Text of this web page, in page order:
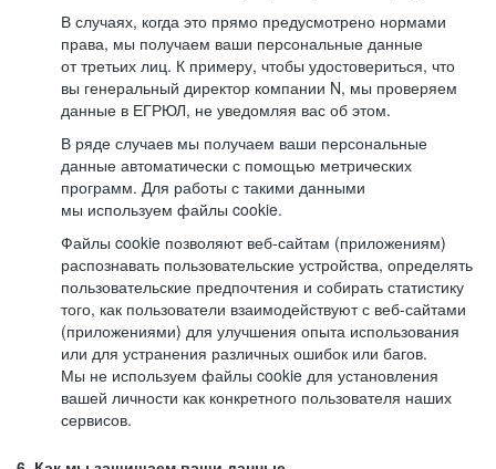
В случаях, когда это прямо предусмотрено нормами
права, мы получаем ваши персональные данные
от третьих лиц. К примеру, чтобы удостовериться, что
вы генеральный директор компании N, мы проверяем
данные в ЕГРЮЛ, не уведомляя вас об этом.
В ряде случаев мы получаем ваши персональные
данные автоматически с помощью метрических
программ. Для работы с такими данными
мы используем файлы cookie.
Файлы cookie позволяют веб-сайтам (приложениям)
распознавать пользовательские устройства, определять
пользовательские предпочтения и собирать статистику
того, как пользователи взаимодействуют с веб-сайтами
(приложениями) для улучшения опыта использования
или для устранения различных ошибок или багов.
Мы не используем файлы cookie для установления
вашей личности как конкретного пользователя наших
сервисов.